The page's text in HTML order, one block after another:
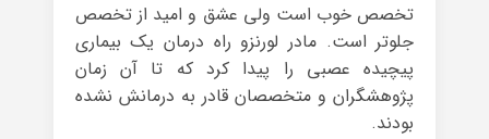
تخصص خوب است ولی عشق و امید از تخصص
جلوتر است. مادر لورنزو راه درمان یک بیماری
پیچیده عصبی را پیدا کرد که تا آن زمان
پژوهشگران و متخصصان قادر به درمانش نشده
بودند.